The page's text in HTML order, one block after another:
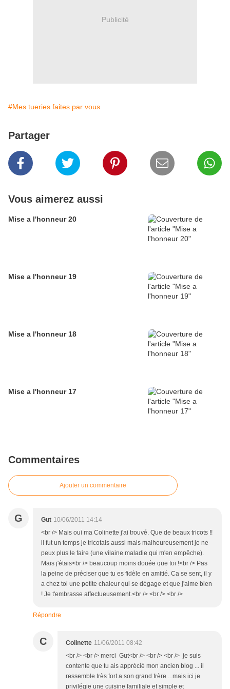
Publicité
#Mes tueries faites par vous
Partager
Vous aimerez aussi
Mise a l'honneur 20
Mise a l'honneur 19
Mise a l'honneur 18
Mise a l'honneur 17
Commentaires
Ajouter un commentaire
G Gut 10/06/2011 14:14
<br /> Mais oui ma Colinette j'ai trouvé. Que de beaux tricots !!
il fut un temps je tricotais aussi mais malheureusement je ne
peux plus le faire (une vilaine maladie qui m'en empêche).
Mais j'étais<br /> beaucoup moins douée que toi !<br /> Pas
la peine de préciser que tu es fidèle en amitié. Ca se sent, il y
a chez toi une petite chaleur qui se dégage et que j'aime bien
! Je t'embrasse affectueusement.<br /> <br /> <br />
Répondre
C Colinette 11/06/2011 08:42
<br /> <br /> merci Gut<br /> <br /> <br /> je suis
contente que tu ais apprécié mon ancien blog ... il
ressemble très fort a son grand frère ...mais ici je
privilégie une cuisine familiale et simple et